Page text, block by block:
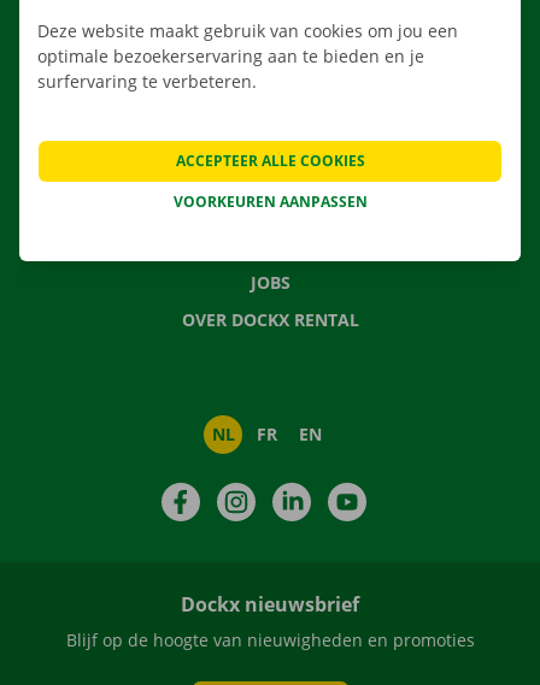
VERHUISOPLOSSINGEN
VEELGESTELDE VRAGEN
NIEUWS
JOBS
OVER DOCKX RENTAL
NL FR EN
FacebookInstagramLinkedIn
Dockx nieuwsbrief
Blijf op de hoogte van nieuwigheden en promoties
Deze website maakt gebruik van cookies om jou een
optimale bezoekerservaring aan te bieden en je
surfervaring te verbeteren.
VOORKEUREN AANPASSEN
ACCEPTEER ALLE COOKIES